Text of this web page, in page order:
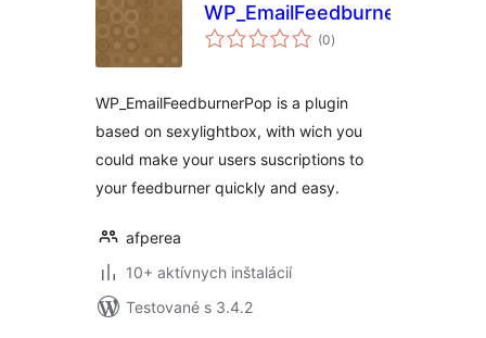
WP_EmailFeedburnerPop
(0celkové
hodnotenie
)
WP_EmailFeedburnerPop is a plugin
based on sexylightbox, with wich you
could make your users suscriptions to
your feedburner quickly and easy.
afperea
10+ aktívnych inštalácií
Testované s 3.4.2